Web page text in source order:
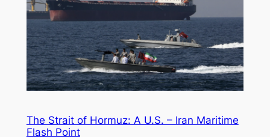
The Strait of Hormuz: A U.S. – Iran Maritime
Flash Point